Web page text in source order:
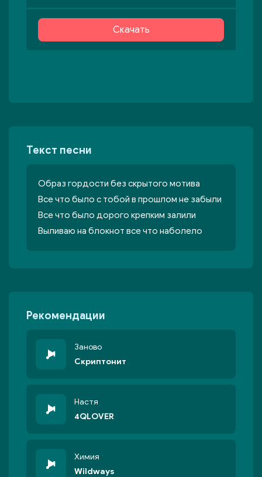
Скачать
Текст песни
Образ гордости без скрытого мотива
Все что было с тобой в прошлом не забыли
Все что было дорого крепким залили
Выливаю на блокнот все что наболело
Рекомендации
Заново
Скриптонит
Настя
4QLOVER
Химия
Wildways